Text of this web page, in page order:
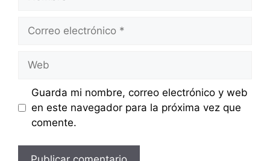
electrónico
Guarda mi nombre, correo electrónico y web
en este navegador para la próxima vez que
comente.